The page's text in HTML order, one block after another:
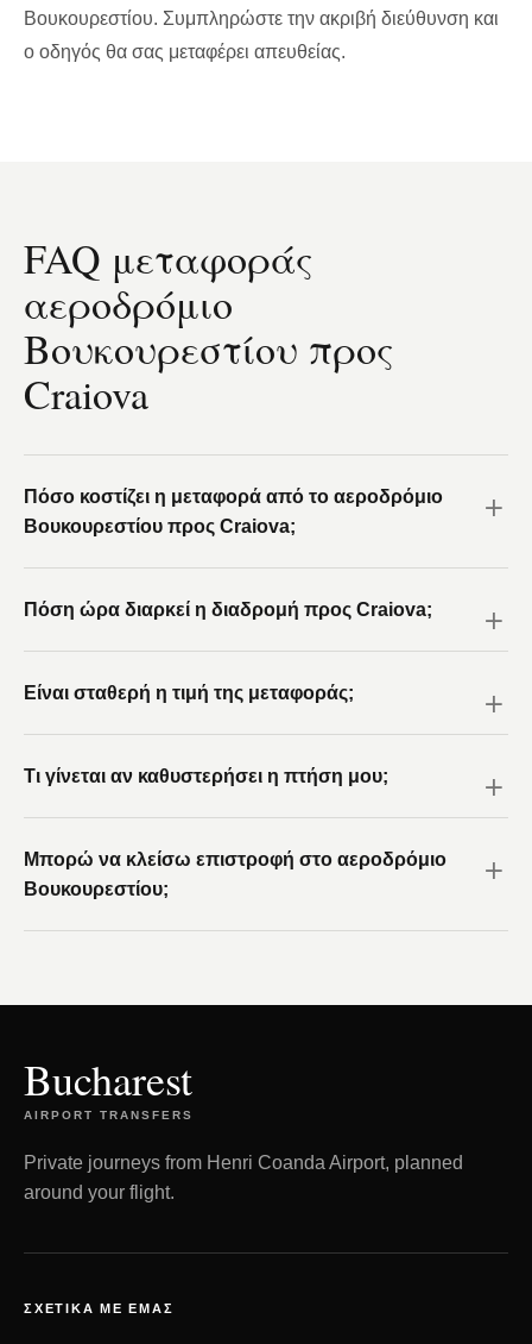
Βουκουρεστίου. Συμπληρώστε την ακριβή διεύθυνση και
ο οδηγός θα σας μεταφέρει απευθείας.
FAQ μεταφοράς
αεροδρόμιο
Βουκουρεστίου προς
Craiova
Πόσο κοστίζει η μεταφορά από το αεροδρόμιο
Βουκουρεστίου προς Craiova;
Πόση ώρα διαρκεί η διαδρομή προς Craiova;
Είναι σταθερή η τιμή της μεταφοράς;
Τι γίνεται αν καθυστερήσει η πτήση μου;
Μπορώ να κλείσω επιστροφή στο αεροδρόμιο
Βουκουρεστίου;
Bucharest
AIRPORT TRANSFERS
Private journeys from Henri Coanda Airport, planned
around your flight.
ΣΧΕΤΙΚΆ ΜΕ ΕΜΆΣ